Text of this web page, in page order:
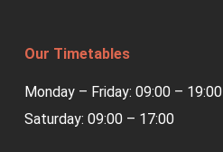
Our Timetables
Monday – Friday: 09:00 – 19:00
Saturday: 09:00 – 17:00